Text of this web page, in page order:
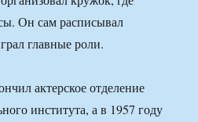
Он сам расписывал
главные роли.
актерское отделение
института, а в 1957 году